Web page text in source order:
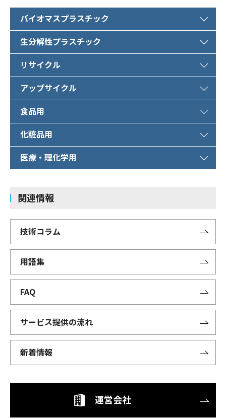
バイオマスプラスチック
生分解性プラスチック
リサイクル
アップサイクル
食品用
化粧品用
医療・理化学用
関連情報
技術コラム
用語集
FAQ
サービス提供の流れ
新着情報
運営会社